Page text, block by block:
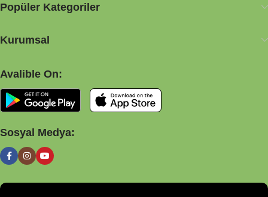
Popüler Kategoriler
Kurumsal
Avalible On:
Sosyal Medya: